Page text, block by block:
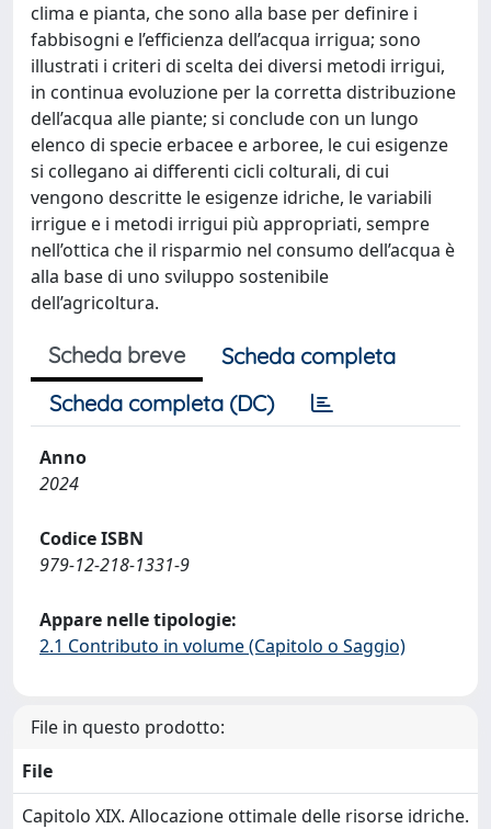
clima e pianta, che sono alla base per definire i
fabbisogni e l’efficienza dell’acqua irrigua; sono
illustrati i criteri di scelta dei diversi metodi irrigui,
in continua evoluzione per la corretta distribuzione
dell’acqua alle piante; si conclude con un lungo
elenco di specie erbacee e arboree, le cui esigenze
si collegano ai differenti cicli colturali, di cui
vengono descritte le esigenze idriche, le variabili
irrigue e i metodi irrigui più appropriati, sempre
nell’ottica che il risparmio nel consumo dell’acqua è
alla base di uno sviluppo sostenibile
dell’agricoltura.
Scheda breve
Scheda completa
Scheda completa (DC)
Anno
2024
Codice ISBN
979-12-218-1331-9
Appare nelle tipologie:
2.1 Contributo in volume (Capitolo o Saggio)
File in questo prodotto:
File
Capitolo XIX. Allocazione ottimale delle risorse idriche.